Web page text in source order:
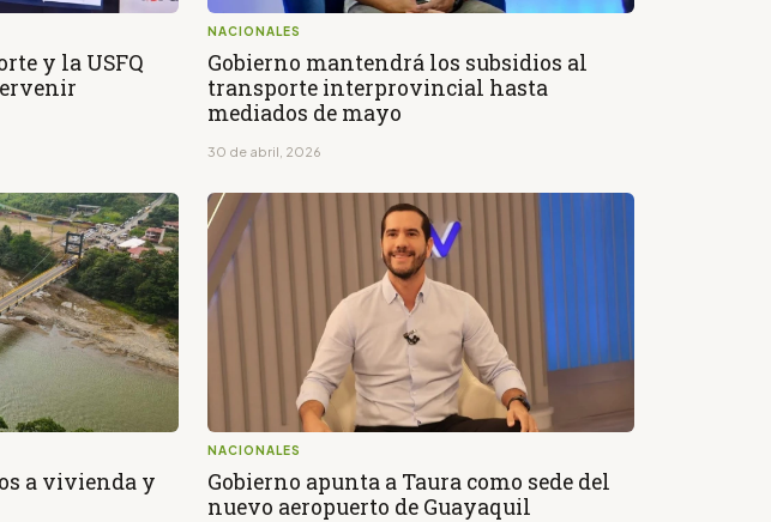
y la USFQ
NACIONALES
Gobierno mantendrá los subsidios al
transporte interprovincial hasta
mediados de mayo
30 de abril, 2026
a vivienda y
NACIONALES
Gobierno apunta a Taura como sede del
nuevo aeropuerto de Guayaquil